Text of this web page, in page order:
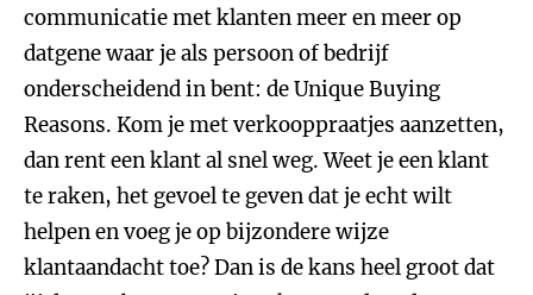
communicatie met klanten meer en meer op
datgene waar je als persoon of bedrijf
onderscheidend in bent: de Unique Buying
Reasons. Kom je met verkooppraatjes aanzetten,
dan rent een klant al snel weg. Weet je een klant
te raken, het gevoel te geven dat je echt wilt
helpen en voeg je op bijzondere wijze
klantaandacht toe? Dan is de kans heel groot dat